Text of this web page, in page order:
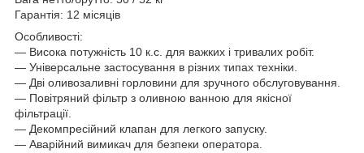
Гарантія: 12 місяців
Особливості:
— Висока потужність 10 к.с. для важких і тривалих робіт.
— Універсальне застосування в різних типах техніки.
— Дві оливозаливні горловини для зручного обслуговування.
— Повітряний фільтр з оливною ванною для якісної
фільтрації.
— Декомпресійний клапан для легкого запуску.
— Аварійний вимикач для безпеки оператора.